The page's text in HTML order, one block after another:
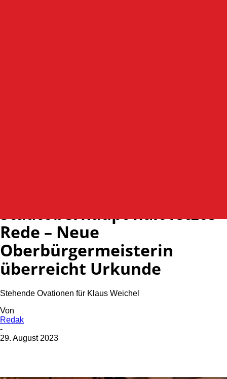
Stadtoberhaupt hält letzte
Rede – Neue
Oberbürgermeisterin
überreicht Urkunde
Stehende Ovationen für Klaus Weichel
Von
Redak
-
29. August 2023